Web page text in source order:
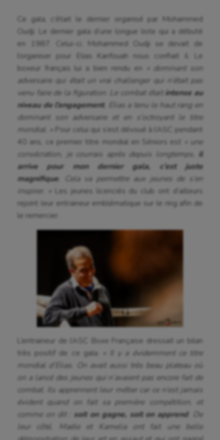
Patinage artistique
Pétanque
Randonnée / Marche
Roller-derby
Sarbacane
Sauvetage sportif
Sport handicap
Sport santé
Sport-entreprise
Tir à l'arc
Triathlon
Ultimate frisbee
UNSS
Voile
Wakeboard
Ce gala, c’était le dernier organisé par Mohammed
Oudji. Le dernier gala d’une longue liste qui a débuté
en 1987. Celui-ci, Mohammed Oudji se devait de
l’organiser pour Elias Kanfouah nous confiait il. Le
boxeur français lui a bien rendu en
« dominant son
adversaire qui était un vrai challenger qui n’était pas
venu faire de la figuration. Le combat était intense au
niveau de l’engagement. Elias a tenu le haut rang en
dominant son adversaire et en s’octroyant le titre
mondial. »
Pour celui qui s’est dévoué à l’ASC pendant
40 ans, ce premier titre mondial en Séniors est
« une
consécration, je courrais après depuis longtemps, il
arrive pour mon dernier gala, c’est juste
magnifique. Cela va permettre aux jeunes de s’en
inspirer. »
Les jeunes licenciés du club ont d’ailleurs
rejoint leur entraineur emblématique sur le ring afin de
le remercier.
L’entraineur de l’ASC Boxe Française dressait un bilan
très positif de ce gala.
« Il y a évidemment ce titre
mondial d’Elias. On avait aussi très beau plateau où
on a lancé des jeunes qui n’avaient pas encore fait de
combat. Ils apprennent leur métier car ce n’est jamais
évident quand on fait sa première compétition, et
comme on dit : soit on gagne, soit on apprend . De
leur côté, Maële et Kamelia ont fait une belle